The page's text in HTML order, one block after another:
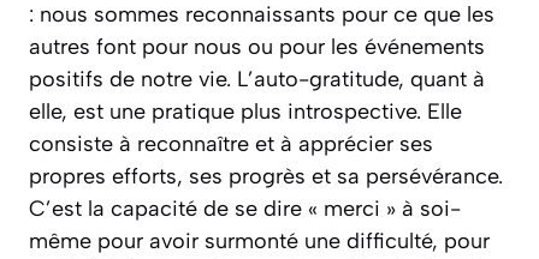
: nous sommes reconnaissants pour ce que les
autres font pour nous ou pour les événements
positifs de notre vie. L’auto-gratitude, quant à
elle, est une pratique plus introspective. Elle
consiste à reconnaître et à apprécier ses
propres efforts, ses progrès et sa persévérance.
C’est la capacité de se dire « merci » à soi-
même pour avoir surmonté une difficulté, pour